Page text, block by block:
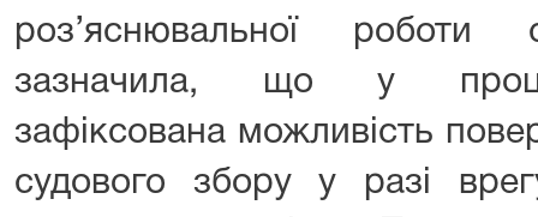
роз’яснювальної
зазначила, що у
зафіксована можливість
судового збору у разі